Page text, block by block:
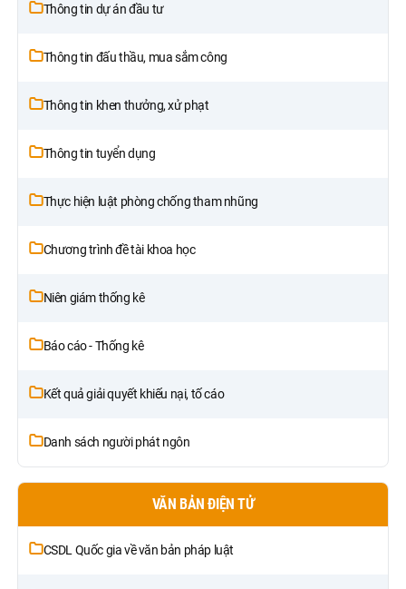
Thông tin dự án đầu tư
Thông tin đấu thầu, mua sắm công
Thông tin khen thưởng, xử phạt
Thông tin tuyển dụng
Thực hiện luật phòng chống tham nhũng
Chương trình đề tài khoa học
Niên giám thống kê
Báo cáo - Thống kê
Kết quả giải quyết khiếu nại, tố cáo
Danh sách người phát ngôn
VĂN BẢN ĐIỆN TỬ
CSDL Quốc gia về văn bản pháp luật